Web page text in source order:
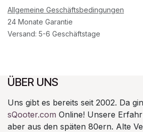
Allgemeine Geschäftsbedingungen
24 Monate Garantie
Versand: 5-6 Geschäftstage
ÜBER UNS
Uns gibt es bereits seit 2002. Da
sQooter.com Online! Unsere
aber aus den späten 80ern. Alte